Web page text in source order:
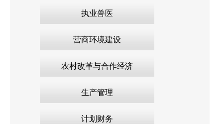
执业兽医
营商环境建设
农村改革与合作经济
生产管理
计划财务